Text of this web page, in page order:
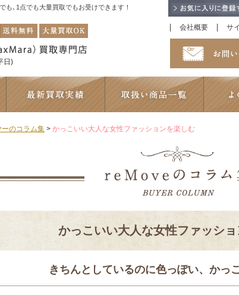
も､1点でも大量買取でもお受けできます！
日)
会社概要 サ
ーのコラム集 > かっこいい大人な女性ファッションを楽しむ
かっこいい大人な女性ファッシ
きちんとしているのに色っぽい、かっ